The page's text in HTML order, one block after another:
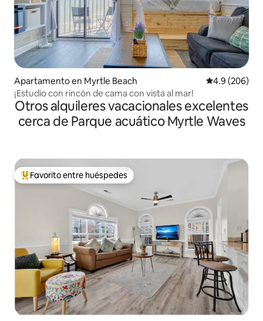
Apartamento en Myrtle Beach Calificación
4.9 (206)
¡Estudio con rincón de cama con vista al mar!
Otros alquileres vacacionales excelentes
cerca de Parque acuático Myrtle Waves
Favorito entre huéspedes preferido
Favorito entre huéspedes